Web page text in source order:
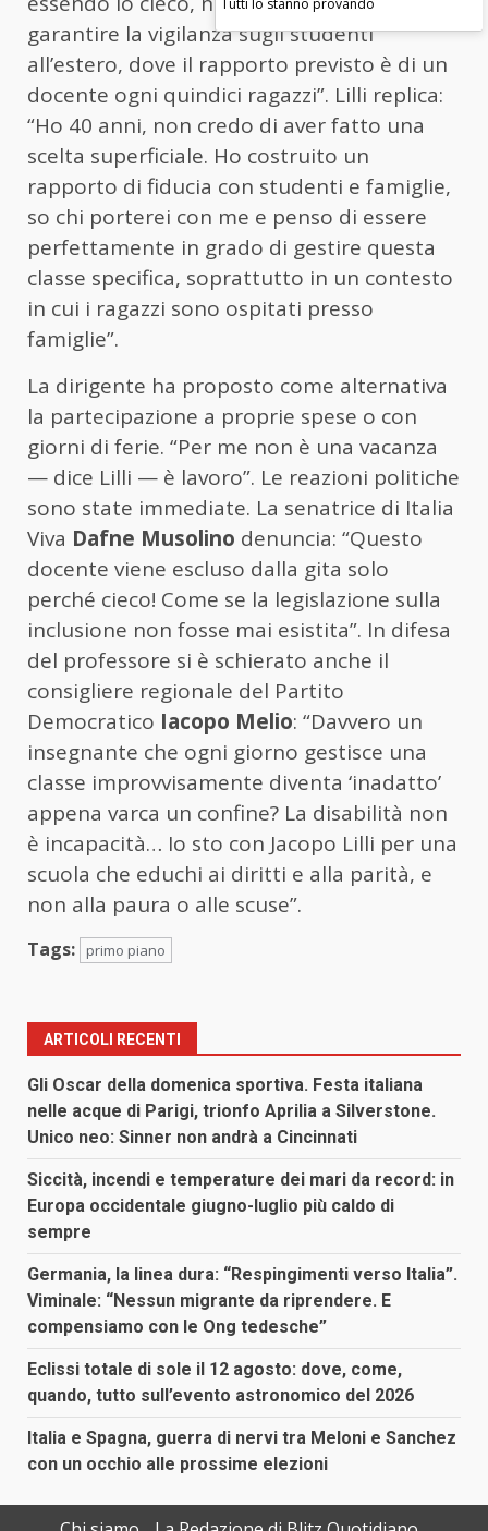
garantire la vigilanza sugli studenti
all’estero, dove il rapporto previsto è di un
docente ogni quindici ragazzi”. Lilli replica:
“Ho 40 anni, non credo di aver fatto una
scelta superficiale. Ho costruito un
rapporto di fiducia con studenti e famiglie,
so chi porterei con me e penso di essere
perfettamente in grado di gestire questa
classe specifica, soprattutto in un contesto
in cui i ragazzi sono ospitati presso
famiglie”.
La dirigente ha proposto come alternativa
la partecipazione a proprie spese o con
giorni di ferie. “Per me non è una vacanza
— dice Lilli — è lavoro”. Le reazioni politiche
sono state immediate. La senatrice di Italia
Viva Dafne Musolino denuncia: “Questo
docente viene escluso dalla gita solo
perché cieco! Come se la legislazione sulla
inclusione non fosse mai esistita”. In difesa
del professore si è schierato anche il
consigliere regionale del Partito
Democratico Iacopo Melio: “Davvero un
insegnante che ogni giorno gestisce una
classe improvvisamente diventa ‘inadatto’
appena varca un confine? La disabilità non
è incapacità… Io sto con Jacopo Lilli per una
scuola che educhi ai diritti e alla parità, e
non alla paura o alle scuse”.
Tags: primo piano
ARTICOLI RECENTI
Gli Oscar della domenica sportiva. Festa italiana
nelle acque di Parigi, trionfo Aprilia a Silverstone.
Unico neo: Sinner non andrà a Cincinnati
Siccità, incendi e temperature dei mari da record: in
Europa occidentale giugno-luglio più caldo di
sempre
Germania, la linea dura: “Respingimenti verso Italia”.
Viminale: “Nessun migrante da riprendere. E
compensiamo con le Ong tedesche”
Eclissi totale di sole il 12 agosto: dove, come,
quando, tutto sull’evento astronomico del 2026
Italia e Spagna, guerra di nervi tra Meloni e Sanchez
con un occhio alle prossime elezioni